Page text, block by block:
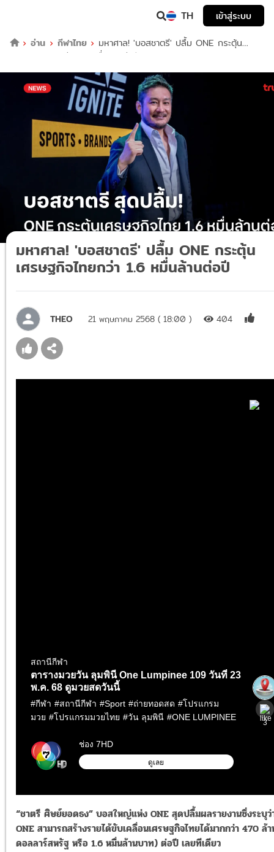
TH
เข้าสู่ระบบ
อ่าน
กีฬาไทย
มหาศาล! 'บอสชาตรี' ปลื้ม ONE กระตุ้น
เศรษฐกิจไทยกว่า 1.6 หมื่นล้านต่อปี
มหาศาล! 'บอสชาตรี' ปลื้ม ONE กระตุ้น
เศรษฐกิจไทยกว่า 1.6 หมื่นล้านต่อปี
THEO 21 พฤษภาคม 2568 ( 18:00 ) 404
“ชาตรี ศิษย์ยอดธง” บอสใหญ่แห่ง ONE สุดปลื้มผลรายงานซึ่งระบุว่
ONE สามารถสร้างรายได้ขับเคลื่อนเศรษฐกิจไทยได้มากกว่า 470 ล้
ดอลลาร์สหรัฐ หรือ 1.6 หมื่นล้านบาท) ต่อปี เลยทีเดียว